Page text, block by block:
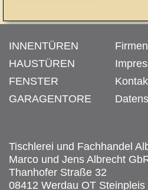
INNENTÜREN
HAUSTÜREN
FENSTER
GARAGENTORE
Tischlerei und Fachhandel
Marco und Jens Albrecht
Thanhofer Straße 32
08412 Werdau OT Steinpleis